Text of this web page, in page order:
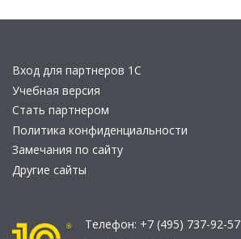
Вход для партнеров 1С
Учебная версия
Стать партнером
Политика конфиденциальности
Замечания по сайту
Другие сайты
Телефон: +7 (495) 737-92-57